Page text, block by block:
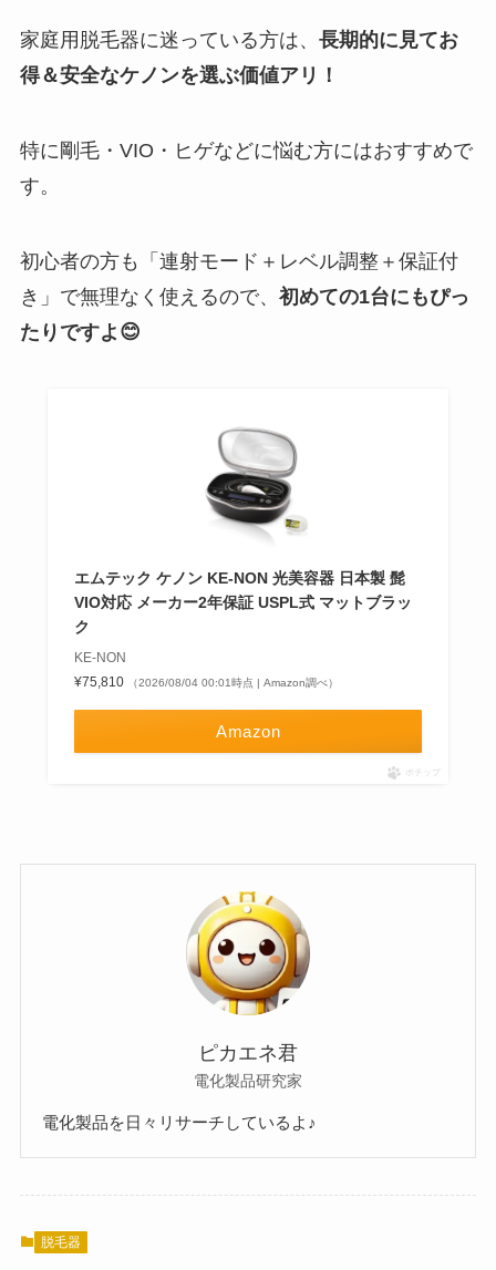
家庭用脱毛器に迷っている方は、 長期的に見てお
得＆安全なケノンを選ぶ価値アリ！
特に剛毛・VIO・ヒゲなどに悩む方にはおすすめで
す。
初心者の方も「連射モード＋レベル調整＋保証付
き」で無理なく使えるので、 初めての1台にもぴっ
たりですよ😊
エムテック ケノン KE-NON 光美容器 日本製 髭
VIO対応 メーカー2年保証 USPL式 マットブラッ
ク
KE-NON
¥75,810
（2026/08/04 00:01時点 | Amazon調べ）
Amazon
ポチップ
ピカエネ君
電化製品研究家
電化製品を日々リサーチしているよ♪
脱毛器